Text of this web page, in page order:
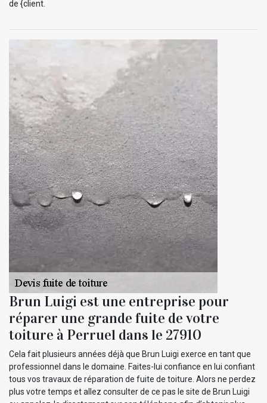
de {client.
Brun Luigi est une entreprise pour
réparer une grande fuite de votre
toiture à Perruel dans le 27910
Cela fait plusieurs années déjà que Brun Luigi exerce en tant que
professionnel dans le domaine. Faites-lui confiance en lui confiant
tous vos travaux de réparation de fuite de toiture. Alors ne perdez
plus votre temps et allez consulter de ce pas le site de Brun Luigi